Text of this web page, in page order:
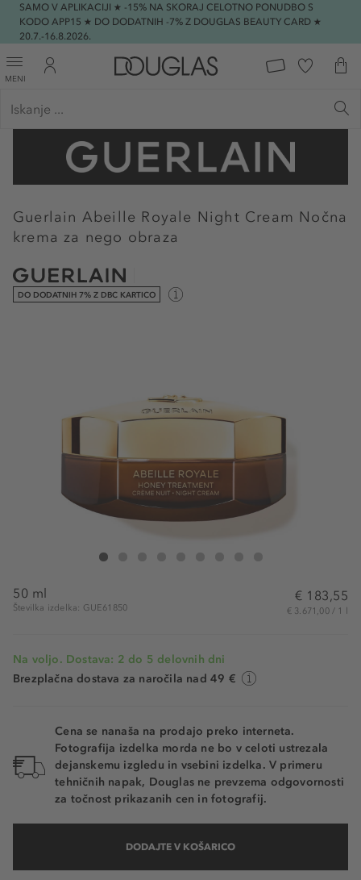
SAMO V APLIKACIJI ★ -15% NA SKORAJ CELOTNO PONUDBO S
KODO APP15 ★ DO DODATNIH -7% Z DOUGLAS BEAUTY CARD ★
20.7.-16.8.2026.
MENI
Guerlain Abeille Royale Night Cream Nočna
krema za nego obraza
DO DODATNIH 7% Z DBC KARTICO
Guerlain Abeille Royale Night Cream
50 ml
Številka izdelka: GUE61850
€ 183,55
€ 3.671,00 / 1 l
Na voljo. Dostava: 2 do 5 delovnih dni
Brezplačna dostava za naročila nad 49 €
Cena se nanaša na prodajo preko interneta.
Fotografija izdelka morda ne bo v celoti ustrezala
dejanskemu izgledu in vsebini izdelka. V primeru
tehničnih napak, Douglas ne prevzema odgovornosti
za točnost prikazanih cen in fotografij.
DODAJTE V KOŠARICO